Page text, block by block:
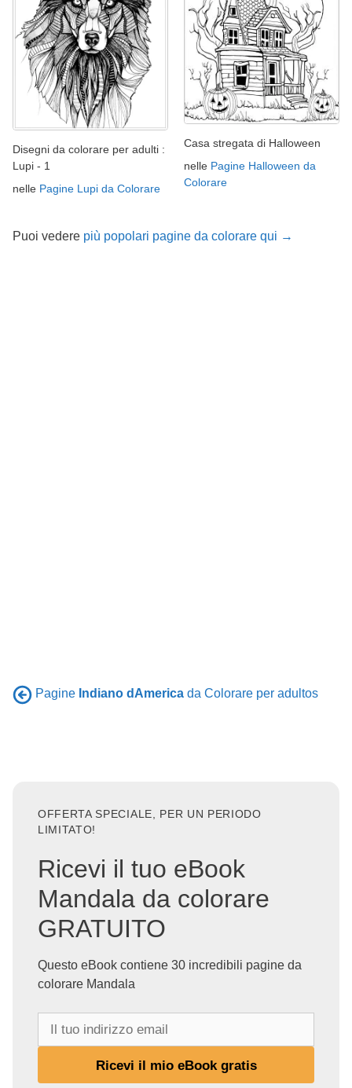
Disegni da colorare per adulti :
Lupi - 1
nelle Pagine Lupi da Colorare
Casa stregata di Halloween
nelle Pagine Halloween da
Colorare
Puoi vedere più popolari pagine da colorare qui →
Pagine Indiano dAmerica da Colorare per adultos
OFFERTA SPECIALE, PER UN PERIODO
LIMITATO!
Ricevi il tuo eBook
Mandala da colorare
GRATUITO
Questo eBook contiene 30 incredibili pagine da
colorare Mandala
Ricevi il mio eBook gratis